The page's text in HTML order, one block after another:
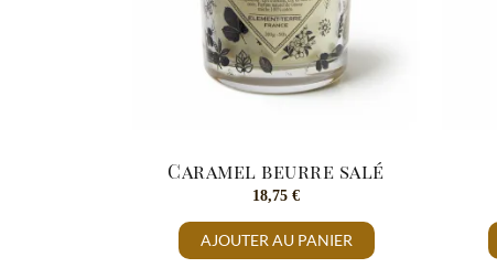
Caramel beurre salé
18,75 €
AJOUTER AU PANIER